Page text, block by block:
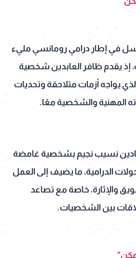
في إطار درامي رومانسي مليء
إذ يقدم ظافر العابدين شخصية
يواجه أزمات متلاحقة وتحديات
المهنية والشخصية معًا.
نسيب نجيم بشخصية غامضة
الدرامية، ما يضيف إلى العمل
والإثارة، خاصة مع تصاعد
بين الشخصيات.